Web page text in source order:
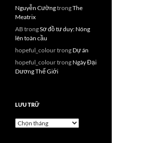
Nguyễn CườngtrongThe
Meatrix
AB trongSơ đồ tư duy: Nóng
lên toàn cầu
hopeful_colourtrong Dự án
hopeful_colourtrong Ngày Đại
Dương Thế Giới
LƯU TRỮ
Lưu